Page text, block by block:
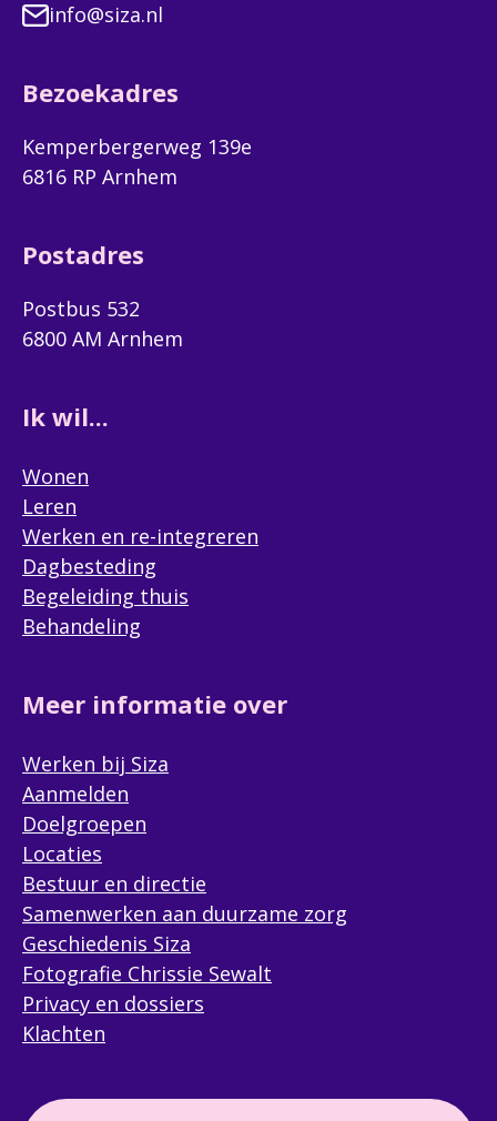
info@siza.nl
Bezoekadres
Kemperbergerweg 139e
6816 RP Arnhem
Postadres
Postbus 532
6800 AM Arnhem
Ik wil...
Wonen
Leren
Werken en re-integreren
Dagbesteding
Begeleiding thuis
Behandeling
Meer informatie over
Werken bij Siza
Aanmelden
Doelgroepen
Locaties
Bestuur en directie
Samenwerken aan duurzame zorg
Geschiedenis Siza
Fotografie Chrissie Sewalt
Privacy en dossiers
Klachten